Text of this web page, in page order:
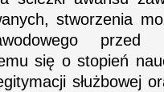
stworzenia
przed
się o stopień
służbowej